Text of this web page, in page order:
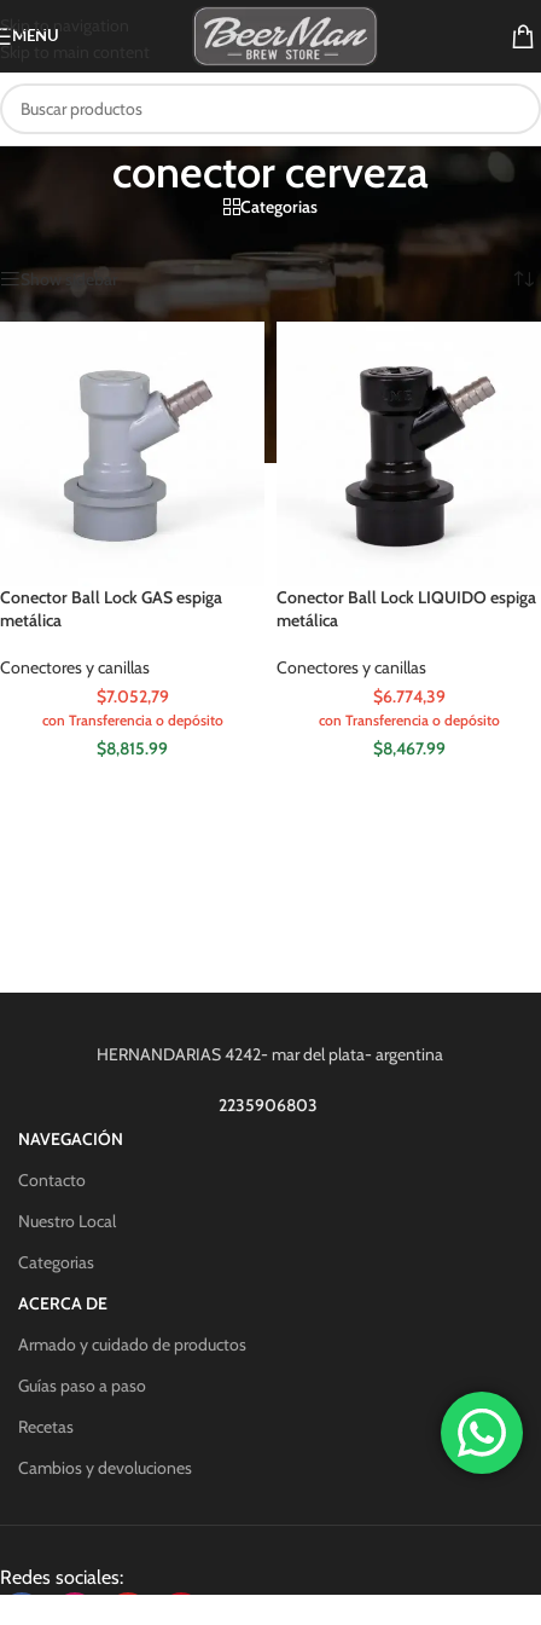
Skip to navigation
Skip to main content
MENU
conector cerveza
Categorias
Mostrando los 2 resultados
Show sidebar
Conector Ball Lock GAS espiga
metálica
Conectores y canillas
$7.052,79
con Transferencia o depósito
$8,815.99
Conector Ball Lock LIQUIDO espiga
metálica
Conectores y canillas
$6.774,39
con Transferencia o depósito
$8,467.99
HERNANDARIAS 4242- mar del plata- argentina
2235906803
NAVEGACIÓN
Contacto
Nuestro Local
Categorias
ACERCA DE
Armado y cuidado de productos
Guías paso a paso
Recetas
Cambios y devoluciones
Redes sociales: